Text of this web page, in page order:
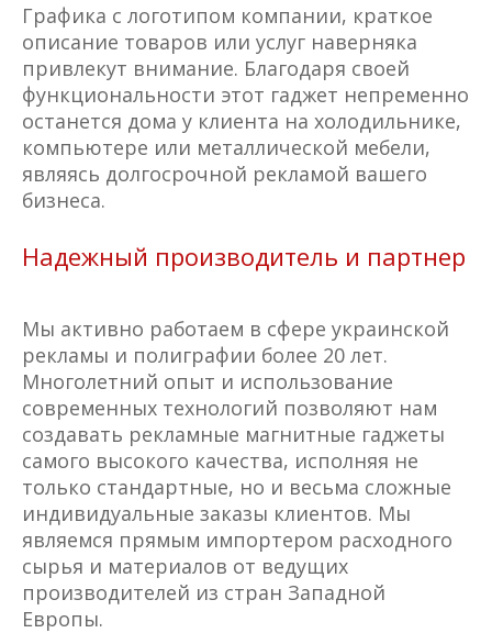
Графика с логотипом компании, краткое
описание товаров или услуг наверняка
привлекут внимание. Благодаря своей
функциональности этот гаджет непременно
останется дома у клиента на холодильнике,
компьютере или металлической мебели,
являясь долгосрочной рекламой вашего
бизнеса.
Надежный производитель и партнер
Мы активно работаем в сфере украинской
рекламы и полиграфии более 20 лет.
Многолетний опыт и использование
современных технологий позволяют нам
создавать рекламные магнитные гаджеты
самого высокого качества, исполняя не
только стандартные, но и весьма сложные
индивидуальные заказы клиентов. Мы
являемся прямым импортером расходного
сырья и материалов от ведущих
производителей из стран Западной
Европы.